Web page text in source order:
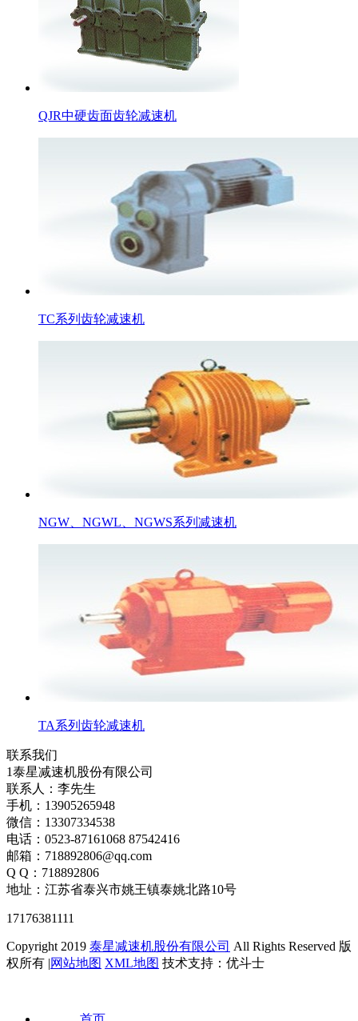
QJR中硬齿面齿轮减速机
TC系列齿轮减速机
NGW、NGWL、NGWS系列减速机
TA系列齿轮减速机
联系我们
1泰星减速机股份有限公司
联系人：李先生
手机：13905265948
微信：13307334538
电话：0523-87161068 87542416
邮箱：718892806@qq.com
Q Q：718892806
地址：江苏省泰兴市姚王镇泰姚北路10号
17176381111
Copyright 2019 泰星减速机股份有限公司 All Rights Reserved 版
权所有 |网站地图 XML地图 技术支持：优斗士